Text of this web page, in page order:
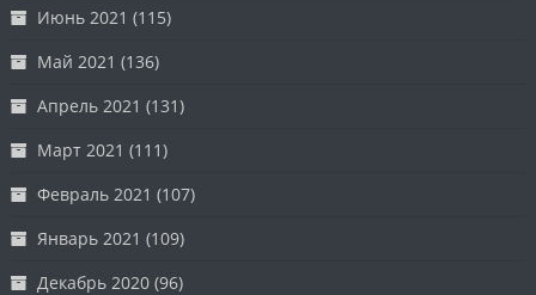
Июнь 2021 (115)
Май 2021 (136)
Апрель 2021 (131)
Март 2021 (111)
Февраль 2021 (107)
Январь 2021 (109)
Декабрь 2020 (96)